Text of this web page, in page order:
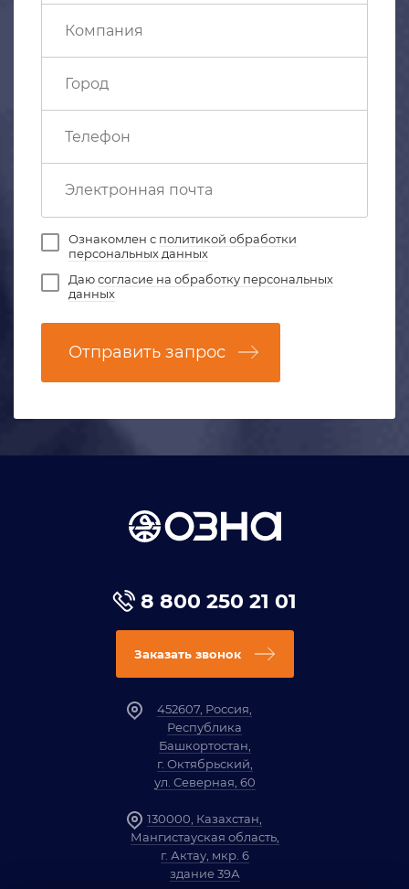
Ознакомлен с политикой обработки
персональных данных
Даюсогласие на обработку персональных
данных
Отправить запрос
8 800 250 21 01
Заказать звонок
452607, Россия,
Республика
Башкортостан,
г. Октябрьский,
ул. Северная, 60
130000, Казахстан,
Мангистауская область,
г. Актау, мкр. 6
здание 39А